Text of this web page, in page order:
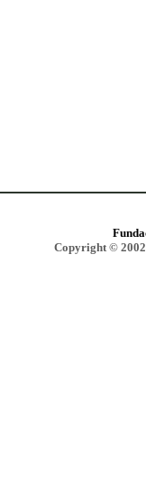
Copyright ©